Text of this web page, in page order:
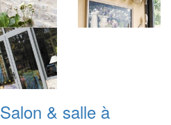
Salon & salle à